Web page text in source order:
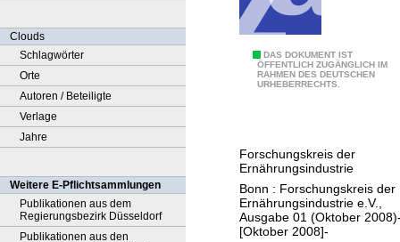
Clouds
Schlagwörter
Orte
Autoren / Beteiligte
Verlage
Jahre
Weitere E-Pflichtsammlungen
Publikationen aus dem
Regierungsbezirk Düsseldorf
Publikationen aus den
DAS DOKUMENT IST
ÖFFENTLICH ZUGÄNGLICH IM
RAHMEN DES DEUTSCHEN
URHEBERRECHTS.
F
o
k
u
Forschungskreis der
Ernährungsindustrie
Bonn : Forschungskreis der
Ernährungsindustrie e.V.,
Ausgabe 01 (Oktober
[Oktober 2008]-